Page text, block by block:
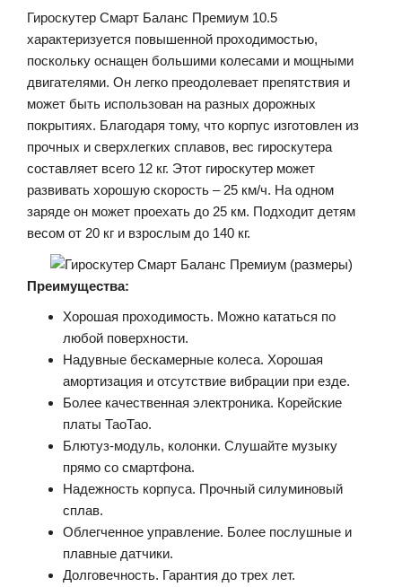
Гироскутер Смарт Баланс Премиум 10.5
характеризуется повышенной проходимостью,
поскольку оснащен большими колесами и мощными
двигателями. Он легко преодолевает препятствия и
может быть использован на разных дорожных
покрытиях. Благодаря тому, что корпус изготовлен из
прочных и сверхлегких сплавов, вес гироскутера
составляет всего 12 кг. Этот гироскутер может
развивать хорошую скорость – 25 км/ч. На одном
заряде он может проехать до 25 км. Подходит детям
весом от 20 кг и взрослым до 140 кг.
Преимущества:
Хорошая проходимость. Можно кататься по
любой поверхности.
Надувные бескамерные колеса. Хорошая
амортизация и отсутствие вибрации при езде.
Более качественная электроника. Корейские
платы ТаоТао.
Блютуз-модуль, колонки. Слушайте музыку
прямо со смартфона.
Надежность корпуса. Прочный силуминовый
сплав.
Облегченное управление. Более послушные и
плавные датчики.
Долговечность. Гарантия до трех лет.